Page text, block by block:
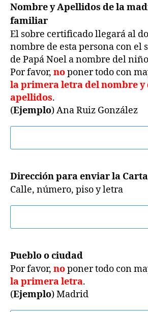
Nombre y Apellidos de la
familiar
El sobre certificado llegará al
nombre de esta persona con el
de Papá Noel a nombre del
Por favor, noponer todo con
la primera letra del nombre y
apellidos.
(Ejemplo) Ana Ruiz González
Dirección para enviar la Carta
Calle, número, piso y letra
Pueblo o ciudad
Por favor, noponer todo con
la primera letra.
(Ejemplo) Madrid